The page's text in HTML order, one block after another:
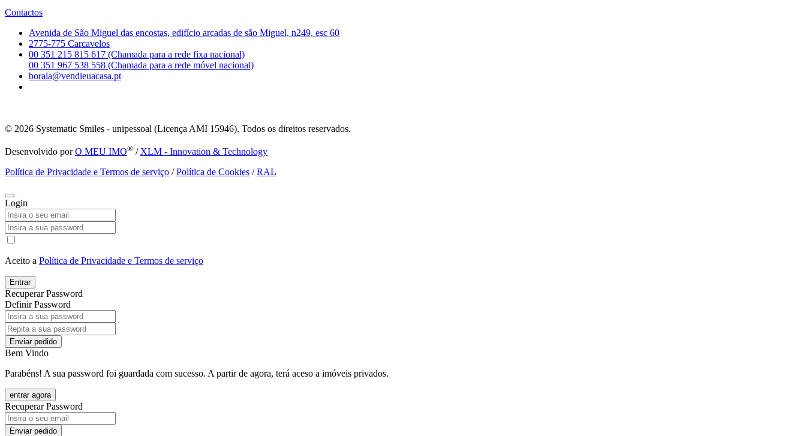
Contactos
Avenida de São Miguel das encostas, edifício arcadas de são Miguel, n249, esc 60
2775-775 Carcavelos
00 351 215 815 617 (Chamada para a rede fixa nacional)
00 351 967 538 558 (Chamada para a rede móvel nacional)
borala@vendieuacasa.pt
© 2026 Systematic Smiles - unipessoal (Licença AMI 15946). Todos os direitos reservados.
Desenvolvido porO MEU IMO® / XLM - Innovation & Technology
Política de Privacidade e Termos de serviço /Política de Cookies /RAL
Login
Aceito a Política de Privacidade e Termos de serviço
Entrar
Recuperar Password
Definir Password
Enviar pedido
Bem Vindo
Parabéns! A sua password foi guardada com sucesso. A partir de agora, terá aceso a imóveis privados.
entrar agora
Recuperar Password
Enviar pedido